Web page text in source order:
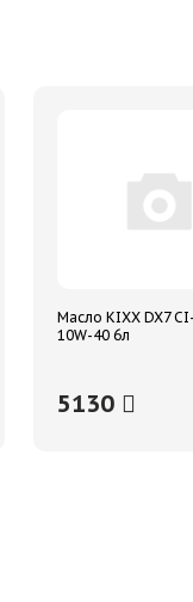
Масло KIXX DX7
10W-40 6л
5130